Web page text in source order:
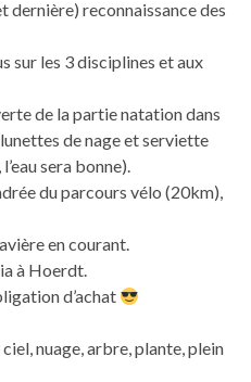
dernière) reconnaissance des
les 3 disciplines et aux
de la partie natation dans
de nage et serviette
sera bonne).
du parcours vélo (20km),
en courant.
à Hoerdt.
d’achat